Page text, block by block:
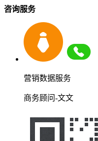
咨询服务
营销数据服务
商务顾问-文文